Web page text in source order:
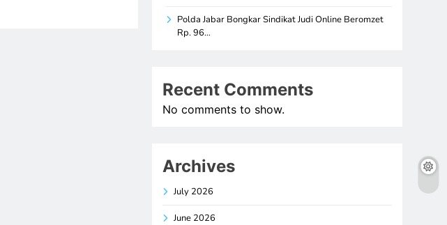
Polda Jabar Bongkar Sindikat Judi Online Beromzet
Rp. 96…
Recent Comments
No comments to show.
Archives
July 2026
June 2026